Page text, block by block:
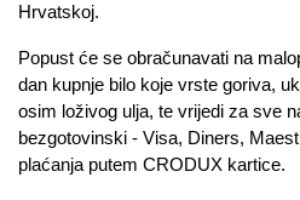
Hrvatskoj.
Popust će se obračunavati na
dan kupnje bilo koje vrste goriva,
osim loživog ulja, te vrijedi za sve
bezgotovinski - Visa, Diners,
plaćanja putem CRODUX kartice.